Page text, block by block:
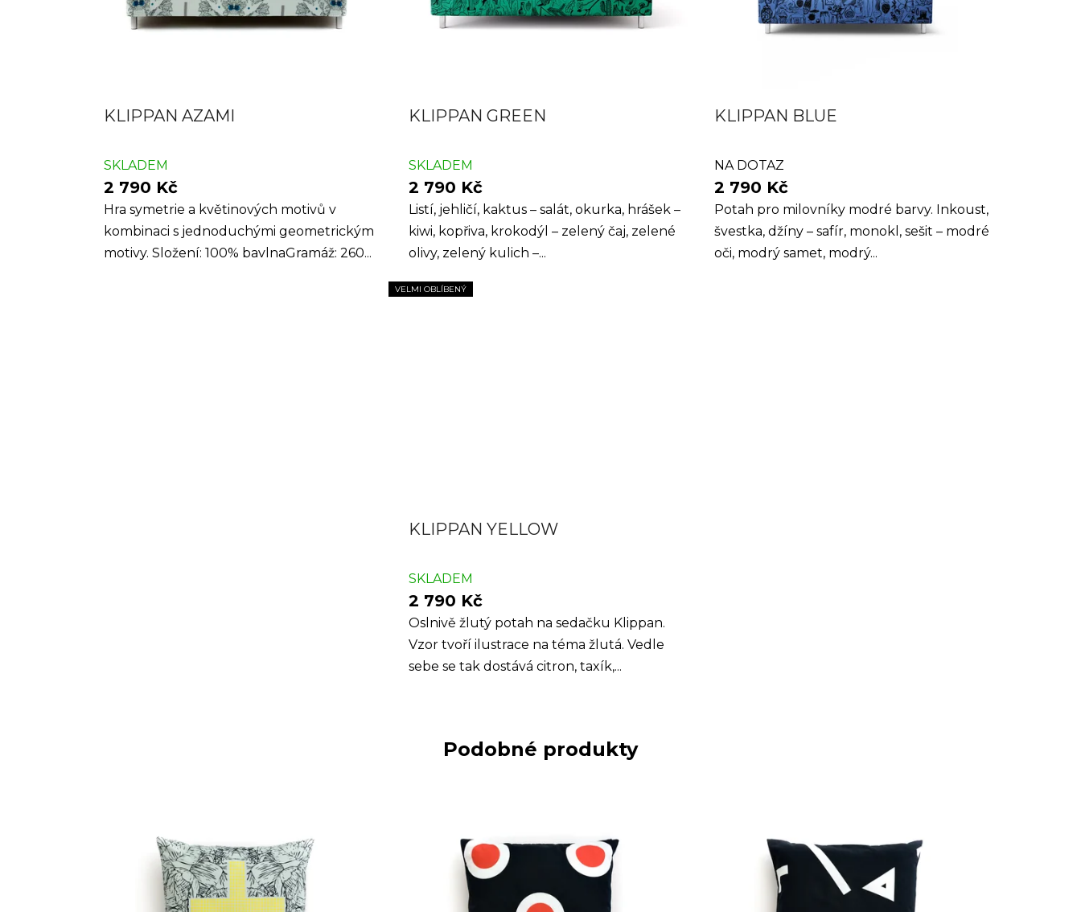
KLIPPAN AZAMI
SKLADEM
2 790 Kč
Hra symetrie a květinových motivů v
kombinaci s jednoduchými geometrickým
motivy. Složení: 100% bavlnaGramáž: 260...
KLIPPAN GREEN
SKLADEM
2 790 Kč
Listí, jehličí, kaktus – salát, okurka, hrášek –
kiwi, kopřiva, krokodýl – zelený čaj, zelené
olivy, zelený kulich –...
KLIPPAN BLUE
NA DOTAZ
2 790 Kč
Potah pro milovníky modré barvy. Inkoust,
švestka, džíny – safír, monokl, sešit – modré
oči, modrý samet, modrý...
VELMI OBLÍBENÝ
KLIPPAN YELLOW
SKLADEM
2 790 Kč
Oslnivě žlutý potah na sedačku Klippan.
Vzor tvoří ilustrace na téma žlutá. Vedle
sebe se tak dostává citron, taxík,...
Podobné produkty